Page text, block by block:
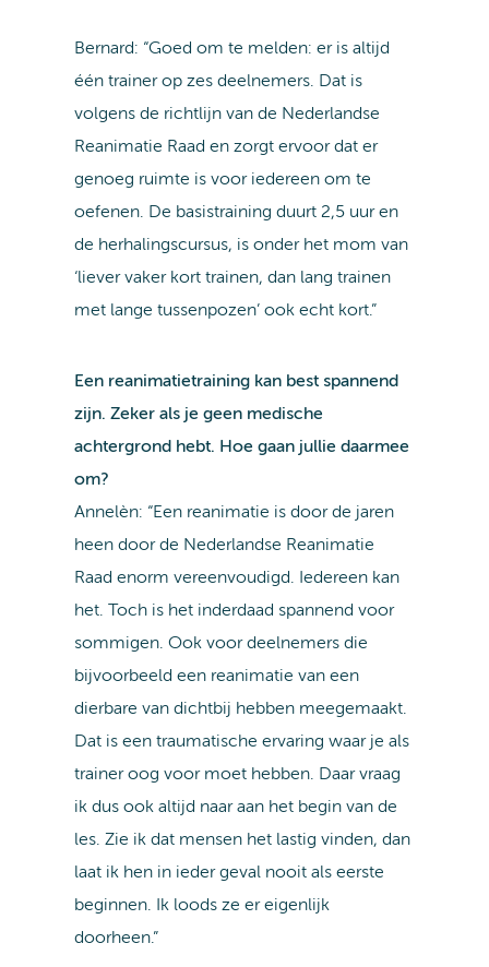
Bernard: “Goed om te melden: er is altijd
één trainer op zes deelnemers. Dat is
volgens de richtlijn van de Nederlandse
Reanimatie Raad en zorgt ervoor dat er
genoeg ruimte is voor iedereen om te
oefenen. De basistraining duurt 2,5 uur en
de herhalingscursus, is onder het mom van
‘liever vaker kort trainen, dan lang trainen
met lange tussenpozen’ ook echt kort.”
Een reanimatietraining kan best spannend
zijn. Zeker als je geen medische
achtergrond hebt. Hoe gaan jullie daarmee
om?
Annelèn: “Een reanimatie is door de jaren
heen door de Nederlandse Reanimatie
Raad enorm vereenvoudigd. Iedereen kan
het. Toch is het inderdaad spannend voor
sommigen. Ook voor deelnemers die
bijvoorbeeld een reanimatie van een
dierbare van dichtbij hebben meegemaakt.
Dat is een traumatische ervaring waar je als
trainer oog voor moet hebben. Daar vraag
ik dus ook altijd naar aan het begin van de
les. Zie ik dat mensen het lastig vinden, dan
laat ik hen in ieder geval nooit als eerste
beginnen. Ik loods ze er eigenlijk
doorheen.”